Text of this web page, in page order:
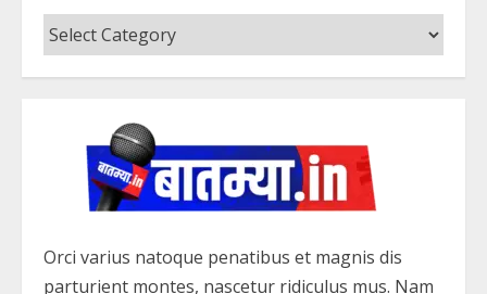
Categories
Orci varius natoque penatibus et magnis dis
parturient montes, nascetur ridiculus mus. Nam